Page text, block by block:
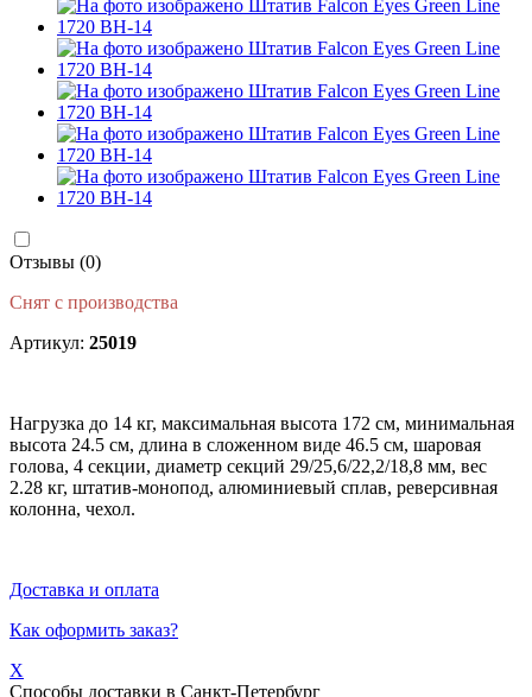
Отзывы (0)
Снят с производства
Артикул: 25019
Нагрузка до 14 кг, максимальная высота 172 см, минимальная
высота 24.5 см, длина в сложенном виде 46.5 см, шаровая
голова, 4 секции, диаметр секций 29/25,6/22,2/18,8 мм, вес
2.28 кг, штатив-монопод, алюминиевый сплав, реверсивная
колонна, чехол.
Доставка и оплата
Как оформить заказ?
X
Способы доставки в Санкт-Петербург